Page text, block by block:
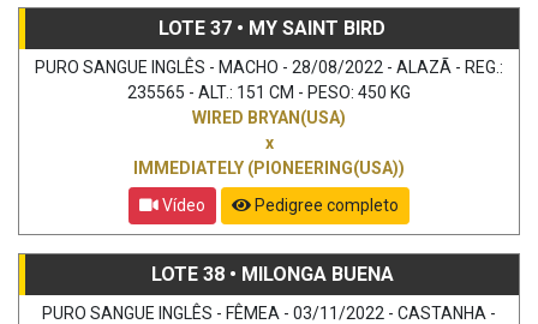
LOTE 37 • MY SAINT BIRD
PURO SANGUE INGLÊS - MACHO - 28/08/2022 - ALAZÃ - REG.:
235565 - ALT.: 151 CM - PESO: 450 KG
WIRED BRYAN(USA)
x
IMMEDIATELY (PIONEERING(USA))
Vídeo
Pedigree completo
LOTE 38 • MILONGA BUENA
PURO SANGUE INGLÊS - FÊMEA - 03/11/2022 - CASTANHA -